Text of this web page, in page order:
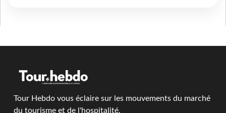
Tour Hebdo vous éclaire sur les mouvements du marché
du tourisme et de l'hospitalité.